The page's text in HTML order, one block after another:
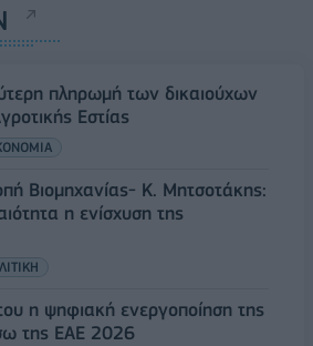
πληρωμή των δικαιούχων
Εστίας
Βιομηχανίας- Κ. Μητσοτάκης:
η ενίσχυση της
η ψηφιακή ενεργοποίηση της
της ΕΑΕ 2026